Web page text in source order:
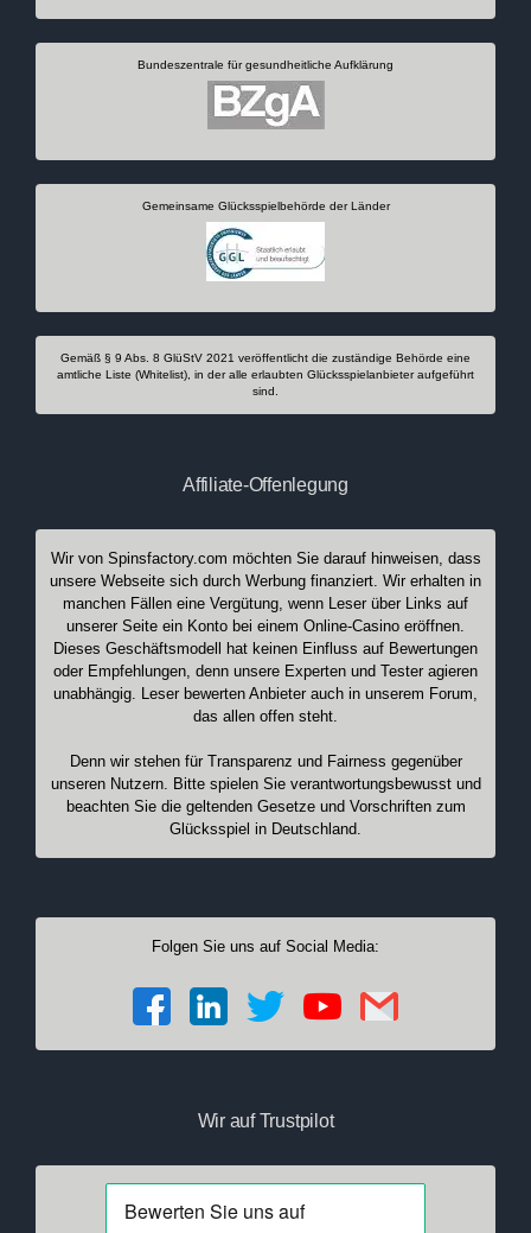
Bundeszentrale für gesundheitliche Aufklärung
Gemeinsame Glücksspielbehörde der Länder
Gemäß § 9 Abs. 8 GlüStV 2021 veröffentlicht die zuständige Behörde eine
amtliche Liste (Whitelist), in der alle erlaubten Glücksspielanbieter aufgeführt
sind.
Affiliate-Offenlegung
Wir von Spinsfactory.com möchten Sie darauf hinweisen, dass
unsere Webseite sich durch Werbung finanziert. Wir erhalten in
manchen Fällen eine Vergütung, wenn Leser über Links auf
unserer Seite ein Konto bei einem Online-Casino eröffnen.
Dieses Geschäftsmodell hat keinen Einfluss auf Bewertungen
oder Empfehlungen, denn unsere Experten und Tester agieren
unabhängig. Leser bewerten Anbieter auch in unserem Forum,
das allen offen steht.
Denn wir stehen für Transparenz und Fairness gegenüber
unseren Nutzern. Bitte spielen Sie verantwortungsbewusst und
beachten Sie die geltenden Gesetze und Vorschriften zum
Glücksspiel in Deutschland.
Folgen Sie uns auf Social Media:
Wir auf Trustpilot